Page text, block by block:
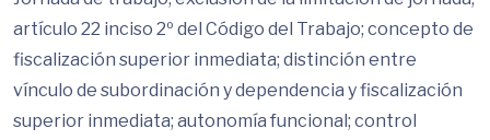
artículo 22 inciso 2º del Código del Trabajo; concepto de
fiscalización superior inmediata; distinción entre
vínculo de subordinación y dependencia y fiscalización
superior inmediata; autonomía funcional; control